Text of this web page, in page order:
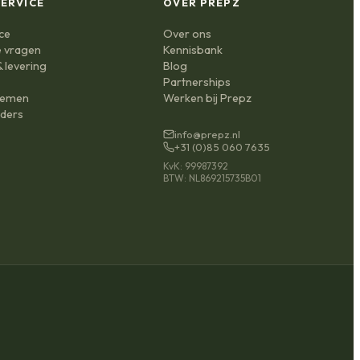
vragen
levering
Over ons
Kennisbank
Blog
Partnerships
Werken bij Prepz
info@prepz.nl
+31 (0)85 060 7635
KvK: 99987392
BTW: NL869215735B01